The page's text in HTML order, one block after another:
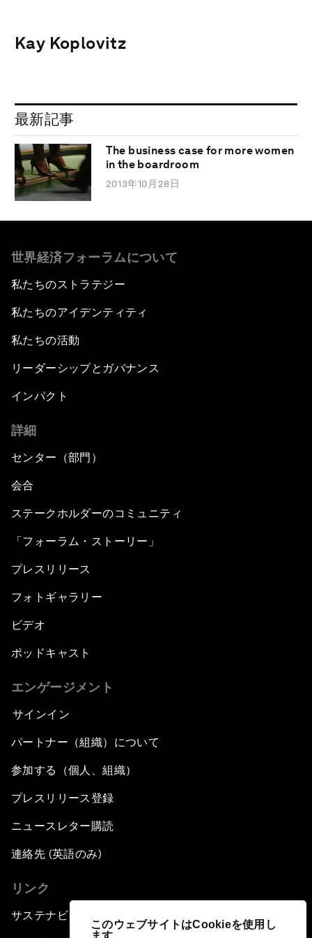
このウェブサイトはCookieを使用し
ます
Kay Koplovitz
最新記事
The business case for more women
in the boardroom
2013年10月28日
世界経済フォーラムについて
私たちのストラテジー
私たちのアイデンティティ
私たちの活動
リーダーシップとガバナンス
インパクト
詳細
センター（部門）
会合
ステークホルダーのコミュニティ
「フォーラム・ストーリー」
プレスリリース
フォトギャラリー
ビデオ
ポッドキャスト
エンゲージメント
サインイン
パートナー（組織）について
参加する（個人、組織）
プレスリリース登録
ニュースレター購読
連絡先 (英語のみ)
リンク
サステナビリティへの取り組み